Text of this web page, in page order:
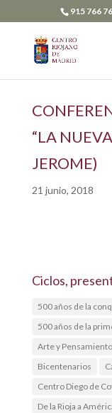
915 766
“LA
JEROME)
21 junio, 2018
Ciclos,
500 años de la
500 años de la
Arte y Pensamiento
Bicentenarios
Centro Diego de
De la Rioja a